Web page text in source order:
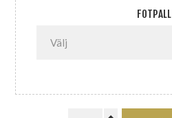
FOTPALL